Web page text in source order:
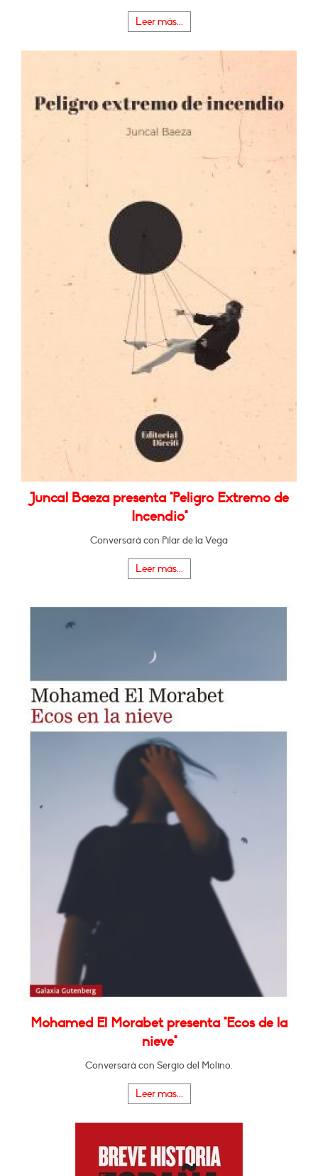
Leer más...
Juncal Baeza presenta "Peligro Extremo de
Incendio"
Conversará con Pilar de la Vega
Leer más...
Mohamed El Morabet presenta "Ecos de la
nieve"
Conversará con Sergio del Molino.
Leer más...